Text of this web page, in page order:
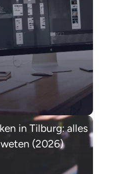
in Tilburg: alles
(2026)